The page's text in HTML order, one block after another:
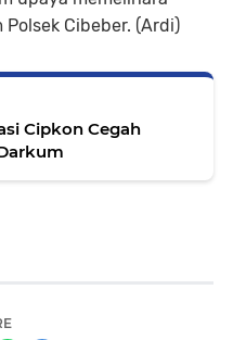
Cibeber. (Ardi)
Cipkon Cegah